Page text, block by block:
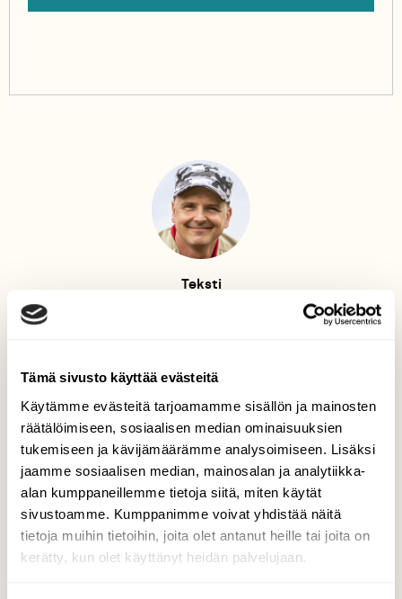
Tämä sivusto käyttää evästeitä
Käytämme evästeitä tarjoamamme sisällön ja mainosten
räätälöimiseen, sosiaalisen median ominaisuuksien
tukemiseen ja kävijämäärämme analysoimiseen. Lisäksi
jaamme sosiaalisen median, mainosalan ja analytiikka-
alan kumppaneillemme tietoja siitä, miten käytät
sivustoamme. Kumppanimme voivat yhdistää näitä
tietoja muihin tietoihin, joita olet antanut heille tai joita on
kerätty, kun olet käyttänyt heidän palvelujaan.
Teksti
Päiväperhosseurantaa ja on Lappeenrannan seudun
luonnonsuojeluyhdistyksen puheenjohtaja. Suomen
Luonto-mediassa hän vastaa Kysy luonnosta -
palstalla perhosaiheisiin kysymyksiin.
AHDEKAUNOKKI
HUOPAKELTANO
KEDOT
KELTA-APILA
KETOMARUNA
KETONEILIKKA
KOMEALUPIINI